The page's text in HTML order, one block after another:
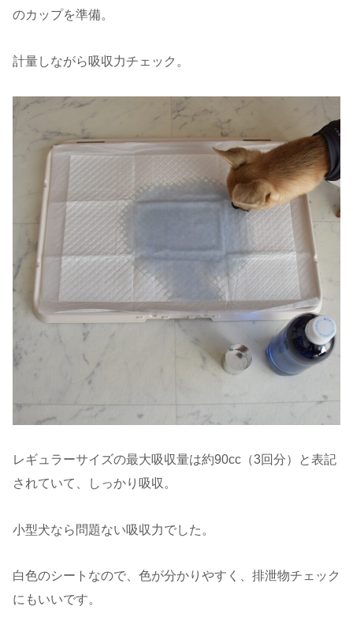
のカップを準備。
計量しながら吸収力チェック。
レギュラーサイズの最大吸収量は約90cc（3回分）と表記
されていて、しっかり吸収。
小型犬なら問題ない吸収力でした。
白色のシートなので、色が分かりやすく、排泄物チェック
にもいいです。